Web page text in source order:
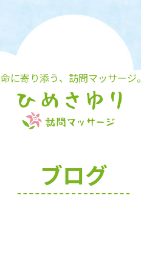
命に寄り添う、訪問マッサージ。
ブログ